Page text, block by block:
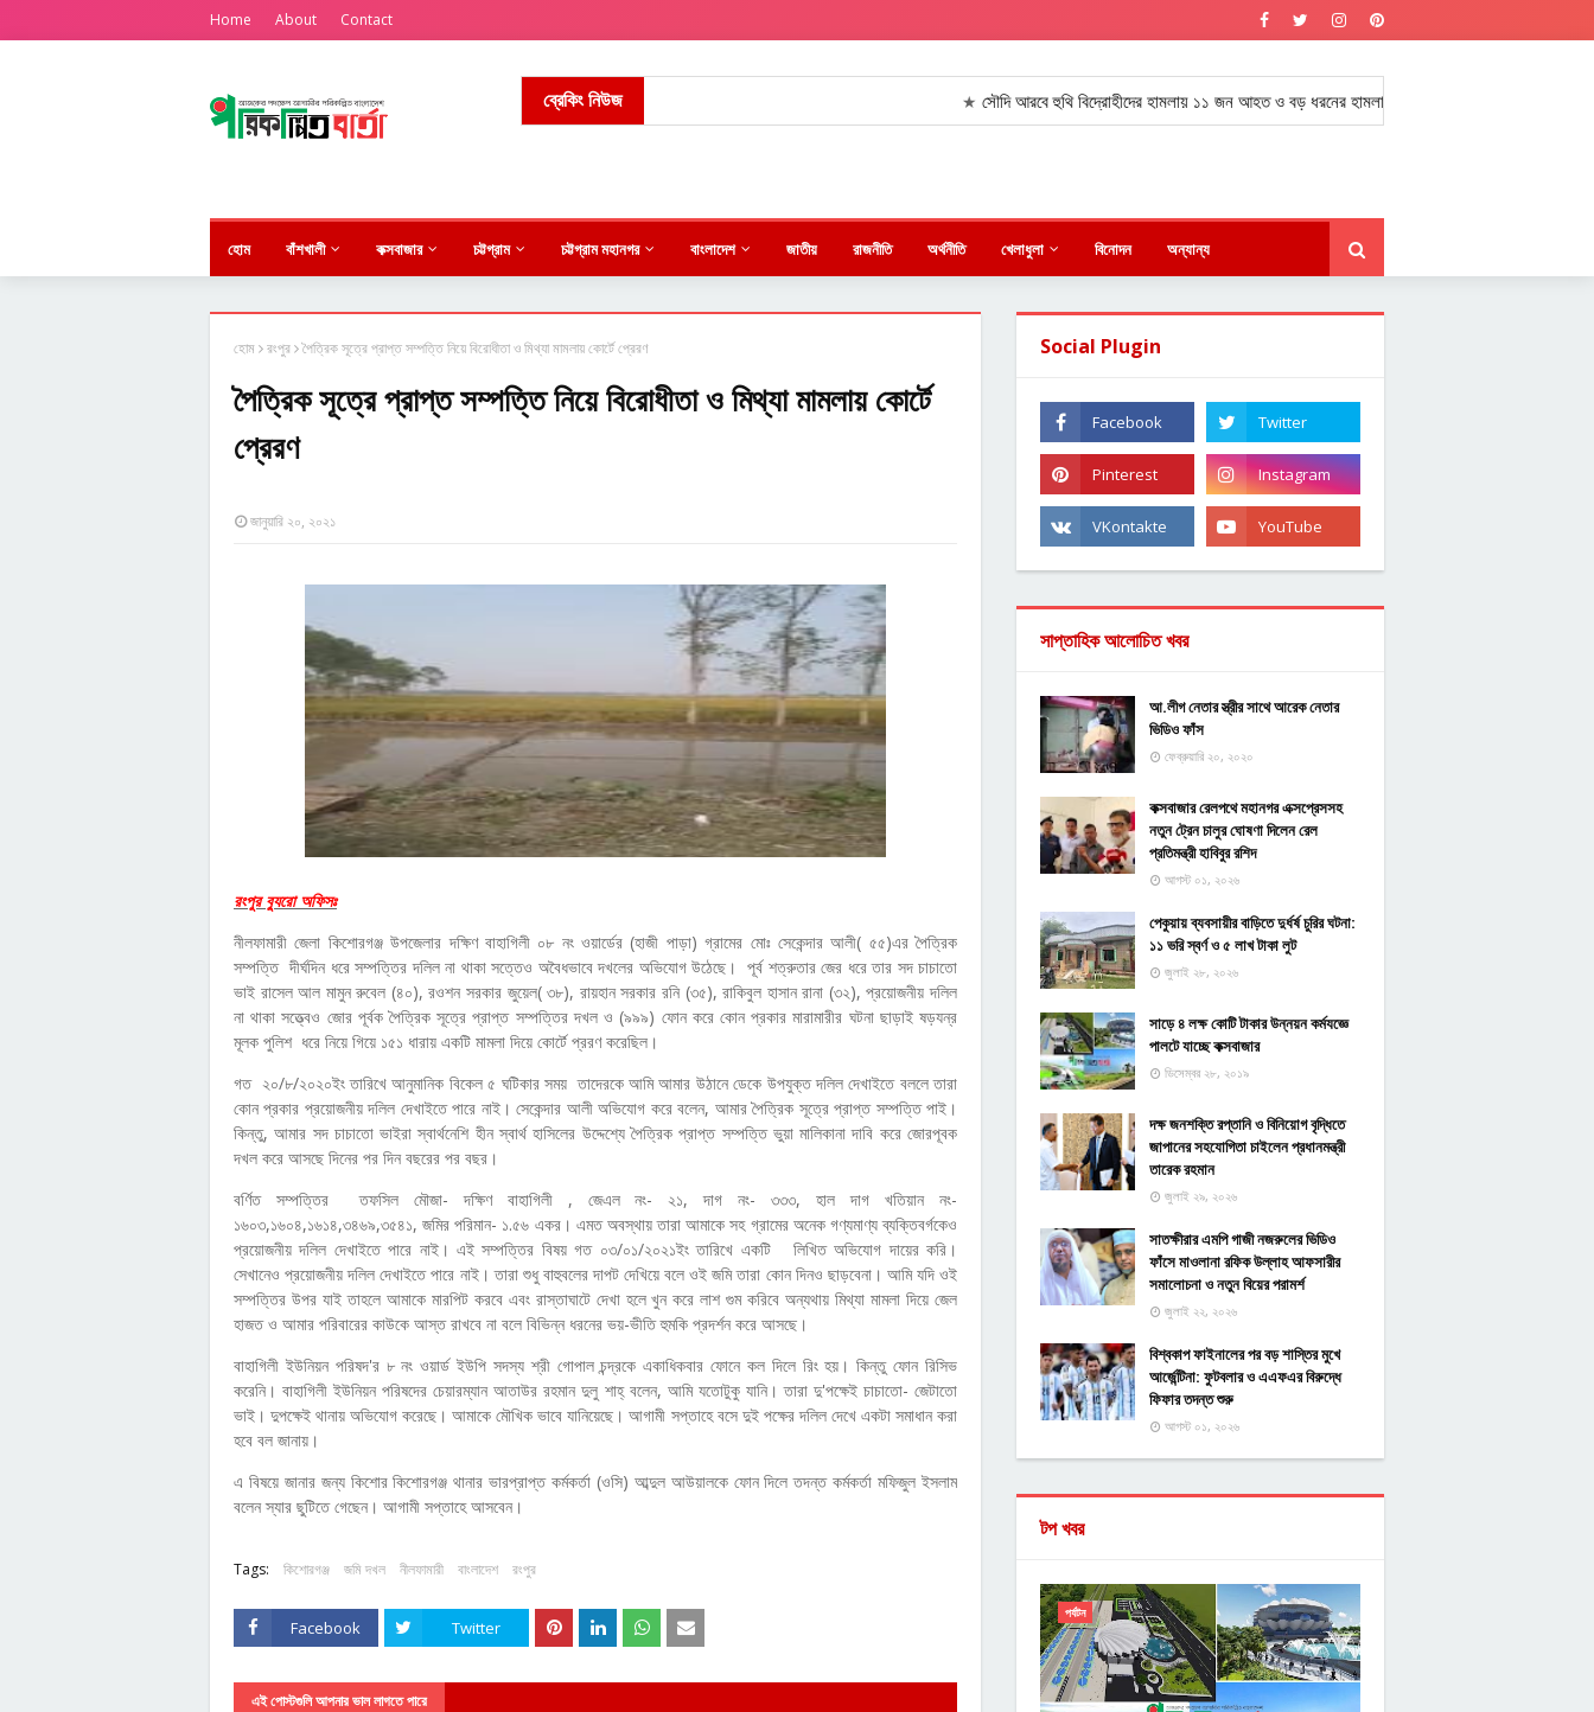
Home About Contact
ব্রেকিং নিউজ সৌদি আরবে হুথি বিদ্রোহীদের হামলায় ১১ জন আহত ও বড় ধরনের হামলার সতর্কবার্তা।
হোম বাঁশখালী কক্সবাজার চট্টগ্রাম চট্টগ্রাম মহানগর বাংলাদেশ জাতীয় রাজনীতি অর্থনীতি খেলাধুলা বিনোদন অন্যান্য
হোম রংপুর পৈত্রিক সূত্রে প্রাপ্ত সম্পত্তি নিয়ে বিরোধীতা ও মিথ্যা মামলায় কোর্টে প্রেরণ
পৈত্রিক সূত্রে প্রাপ্ত সম্পত্তি নিয়ে বিরোধীতা ও মিথ্যা মামলায় কোর্টে
প্রেরণ
জানুয়ারি ২০, ২০২১
রংপুর ব্যুরো অফিসঃ
নীলফামারী জেলা কিশোরগঞ্জ উপজেলার দক্ষিণ বাহাগিলী ০৮ নং ওয়ার্ডের (হাজী পাড়া) গ্রামের মোঃ সেকেন্দার আলী( ৫৫)এর পৈত্রিক
সম্পত্তি দীর্ঘদিন ধরে সম্পত্তির দলিল না থাকা সত্তেও অবৈধভাবে দখলের অভিযোগ উঠেছে। পূর্ব শত্রুতার জের ধরে তার সদ চাচাতো
ভাই রাসেল আল মামুন রুবেল (৪০), রওশন সরকার জুয়েল( ৩৮), রায়হান সরকার রনি (৩৫), রাকিবুল হাসান রানা (৩২), প্রয়োজনীয় দলিল
না থাকা সত্ত্বেও জোর পূর্বক পৈত্রিক সূত্রে প্রাপ্ত সম্পত্তির দখল ও (৯৯৯) ফোন করে কোন প্রকার মারামারীর ঘটনা ছাড়াই ষড়যন্র
মূলক পুলিশ ধরে নিয়ে গিয়ে ১৫১ ধারায় একটি মামলা দিয়ে কোর্টে প্ররণ করেছিল।
গত ২০/৮/২০২০ইং তারিখে আনুমানিক বিকেল ৫ ঘটিকার সময় তাদেরকে আমি আমার উঠানে ডেকে উপযুক্ত দলিল দেখাইতে বললে তারা
কোন প্রকার প্রয়োজনীয় দলিল দেখাইতে পারে নাই। সেকেন্দার আলী অভিযোগ করে বলেন, আমার পৈত্রিক সূত্রে প্রাপ্ত সম্পত্তি পাই।
কিন্তু, আমার সদ চাচাতো ভাইরা স্বার্থনেশি হীন স্বার্থ হাসিলের উদ্দেশ্যে পৈত্রিক প্রাপ্ত সম্পত্তি ভুয়া মালিকানা দাবি করে জোরপূবক
দখল করে আসছে দিনের পর দিন বছরের পর বছর।
বর্ণিত সম্পত্তির তফসিল মৌজা- দক্ষিণ বাহাগিলী , জেএল নং- ২১, দাগ নং- ৩৩৩, হাল দাগ খতিয়ান নং-
১৬০৩,১৬০৪,১৬১৪,৩৪৬৯,৩৫৪১, জমির পরিমান- ১.৫৬ একর। এমত অবস্থায় তারা আমাকে সহ গ্রামের অনেক গণ্যমাণ্য ব্যক্তিবর্গকেও
প্রয়োজনীয় দলিল দেখাইতে পারে নাই। এই সম্পত্তির বিষয় গত ০৩/০১/২০২১ইং তারিখে একটি লিখিত অভিযোগ দায়ের করি।
সেখানেও প্রয়োজনীয় দলিল দেখাইতে পারে নাই। তারা শুধু বাহুবলের দাপট দেখিয়ে বলে ওই জমি তারা কোন দিনও ছাড়বেনা। আমি যদি ওই
সম্পত্তির উপর যাই তাহলে আমাকে মারপিট করবে এবং রাস্তাঘাটে দেখা হলে খুন করে লাশ গুম করিবে অন্যথায় মিথ্যা মামলা দিয়ে জেল
হাজত ও আমার পরিবারের কাউকে আস্ত রাখবে না বলে বিভিন্ন ধরনের ভয়-ভীতি হুমকি প্রদর্শন করে আসছে।
বাহাগিলী ইউনিয়ন পরিষদ'র ৮ নং ওয়ার্ড ইউপি সদস্য শ্রী গোপাল চন্দ্রকে একাধিকবার ফোনে কল দিলে রিং হয়। কিন্তু ফোন রিসিভ
করেনি। বাহাগিলী ইউনিয়ন পরিষদের চেয়ারম্যান আতাউর রহমান দুলু শাহ্ বলেন, আমি যতোটুকু যানি। তারা দু'পক্ষেই চাচাতো- জেটাতো
ভাই। দুপক্ষেই থানায় অভিযোগ করেছে। আমাকে মৌখিক ভাবে যানিয়েছে। আগামী সপ্তাহে বসে দুই পক্ষের দলিল দেখে একটা সমাধান করা
হবে বল জানায়।
এ বিষয়ে জানার জন্য কিশোর কিশোরগঞ্জ থানার ভারপ্রাপ্ত কর্মকর্তা (ওসি) আব্দুল আউয়ালকে ফোন দিলে তদন্ত কর্মকর্তা মফিজুল ইসলাম
বলেন স্যার ছুটিতে গেছেন। আগামী সপ্তাহে আসবেন।
Tags: কিশোরগঞ্জ জমি দখল নীলফামারী বাংলাদেশ রংপুর
Facebook Twitter
এই পোস্টগুলি আপনার ভাল লাগতে পারে
Social Plugin
সাপ্তাহিক আলোচিত খবর
আ.লীগ নেতার স্ত্রীর সাথে আরেক নেতার
ভিডিও ফাঁস
ফেব্রুয়ারি ২০, ২০২০
কক্সবাজার রেলপথে মহানগর এক্সপ্রেসসহ
নতুন ট্রেন চালুর ঘোষণা দিলেন রেল
প্রতিমন্ত্রী হাবিবুর রশিদ
আগস্ট ০১, ২০২৬
পেকুয়ায় ব্যবসায়ীর বাড়িতে দুর্ধর্ষ চুরির ঘটনা:
১১ ভরি স্বর্ণ ও ৫ লাখ টাকা লুট
জুলাই ২৮, ২০২৬
সাড়ে ৪ লক্ষ কোটি টাকার উন্নয়ন কর্মযজ্ঞে
পালটে যাচ্ছে কক্সবাজার
ডিসেম্বর ২৮, ২০১৯
দক্ষ জনশক্তি রপ্তানি ও বিনিয়োগ বৃদ্ধিতে
জাপানের সহযোগিতা চাইলেন প্রধানমন্ত্রী
তারেক রহমান
জুলাই ২৯, ২০২৬
সাতক্ষীরার এমপি গাজী নজরুলের ভিডিও
ফাঁসে মাওলানা রফিক উল্লাহ আফসারীর
সমালোচনা ও নতুন বিয়ের পরামর্শ
জুলাই ২২, ২০২৬
বিশ্বকাপ ফাইনালের পর বড় শাস্তির মুখে
আর্জেন্টিনা: ফুটবলার ও এএফএর বিরুদ্ধে
ফিফার তদন্ত শুরু
আগস্ট ০১, ২০২৬
টপ খবর
পর্যটন